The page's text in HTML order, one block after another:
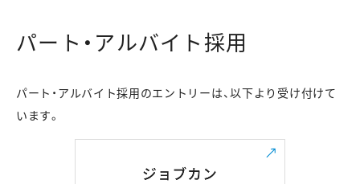
パート・アルバイト採用
パート・アルバイト採用のエントリーは、以下より受け付けて
います。